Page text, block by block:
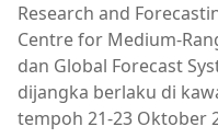
Research and
Centre for Medium-
dan Global Forecast
dijangka berlaku di
tempoh 21-23 Oktober